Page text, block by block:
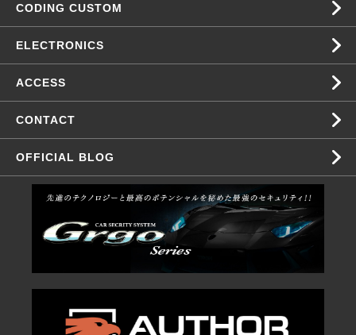
CODING CUSTOM
ELECTRONICS
ACCESS
CONTACT
OFFICIAL BLOG